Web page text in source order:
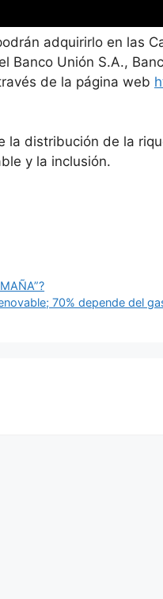
adquirirlo en las
Banco Unión S.A.,
de la página web
la distribución de la
y la inclusión.
70% depende del